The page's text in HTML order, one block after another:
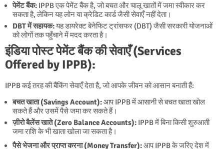
पेमेंट बैंक: IPPB एक पेमेंट बैंक है, जो बचत और चालू खातों में जमा स्वीकार कर
सकता है, लेकिन यह लोन या क्रेडिट कार्ड जैसी सेवाएँ नहीं देता।
DBT में सहायक:यह डायरेक्ट बेनेफिट ट्रांसफर (DBT) जैसी सरकारी योजनाओं
को लोगों तक पहुँचाने में मदद करता है।
इंडिया पोस्ट पेमेंट बैंक की सेवाएँ (Services
Offered by IPPB):
IPPB कई तरह की बैंकिंग सेवाएँ देता है, जो आपके जीवन को आसान बनाती हैं:
बचत खाता (Savings Account):आप IPPB में आसानी से बचत खाता खोल
सकते हैं और उसमें पैसे जमा कर सकते हैं।
ज़ीरो बैलेंस खाते (Zero Balance Accounts): IPPB में बिना किसी शुरुआती
जमा राशि के भी खाता खोला जा सकता है।
पैसे भेजना और प्राप्त करना (Money Transfer):आप IPPB के जरिए देश में